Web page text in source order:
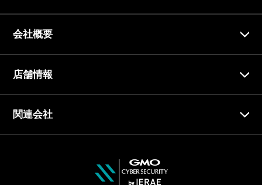
会社概要
店舗情報
関連会社